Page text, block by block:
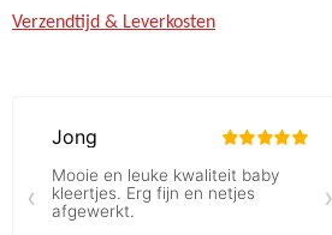
Verzendtijd & Leverkosten